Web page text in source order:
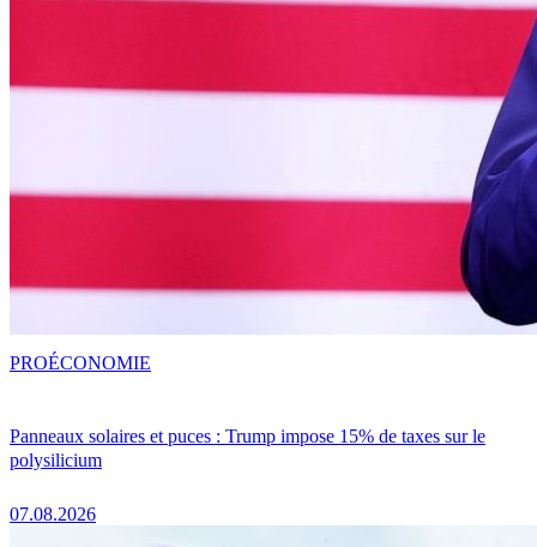
Panneaux solaires et puces : Trump impose 15% de taxes sur le
polysilicium
07.08.2026
PROÉCONOMIE